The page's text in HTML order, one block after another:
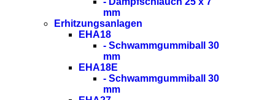
mm
Erhitzungsanlagen
EHA18
- Schwammgummiball 30
mm
EHA18E
- Schwammgummiball 30
mm